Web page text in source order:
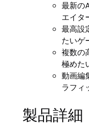
最新の
エイタ
最高設
たいゲ
複数の
極めた
動画編
ラフィ
製品詳細